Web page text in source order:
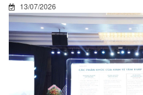
13/07/2026